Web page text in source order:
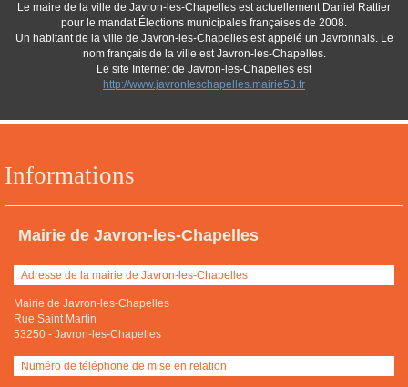
Informations
Mairie de Javron-les-Chapelles
Adresse de la mairie de Javron-les-Chapelles
Mairie de Javron-les-Chapelles
Rue Saint Martin
53250 - Javron-les-Chapelles
Numéro de téléphone de mise en relation
Le maire de la ville de Javron-les-Chapelles est actuellement Daniel Rattier
pour le mandat Élections municipales françaises de 2008.
Un habitant de la ville de Javron-les-Chapelles est appelé un Javronnais. Le
nom français de la ville est Javron-les-Chapelles.
Le site Internet de Javron-les-Chapelles est
http://www.javronleschapelles.mairie53.fr